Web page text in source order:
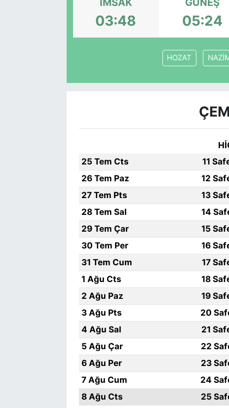
İMSAK
03:48
GÜNEŞ
05:24
HOZAT
25 Tem Cts
11
26 Tem Paz
12
27 Tem Pts
13
28 Tem Sal
14
29 Tem Çar
15
30 Tem Per
16
31 Tem Cum
17
1 Ağu Cts
18
2 Ağu Paz
19
3 Ağu Pts
20
4 Ağu Sal
21
5 Ağu Çar
22
6 Ağu Per
23
7 Ağu Cum
24
8 Ağu Cts
25